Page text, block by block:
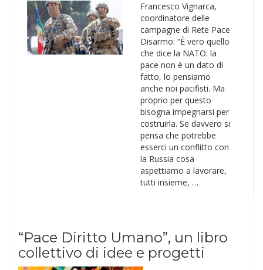
Francesco Vignarca,
coordinatore delle
campagne di Rete Pace
Disarmo: “È vero quello
che dice la NATO: la
pace non è un dato di
fatto, lo pensiamo
anche noi pacifisti. Ma
proprio per questo
bisogna impegnarsi per
costruirla. Se davvero si
pensa che potrebbe
esserci un conflitto con
la Russia cosa
aspettiamo a lavorare,
tutti insieme, …
“Pace Diritto Umano”, un libro
collettivo di idee e progetti